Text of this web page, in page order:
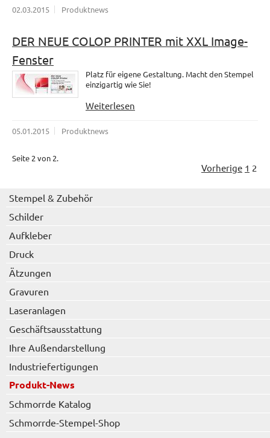
02.03.2015 Produktnews
DER NEUE COLOP PRINTER mit XXL Image-
Fenster
Platz für eigene Gestaltung. Macht den Stempel
einzigartig wie Sie!
Weiterlesen
05.01.2015 Produktnews
Seite 2 von 2.
Vorherige 1 2
Stempel & Zubehör
Schilder
Aufkleber
Druck
Ätzungen
Gravuren
Laseranlagen
Geschäftsausstattung
Ihre Außendarstellung
Industriefertigungen
Produkt-News
Schmorrde Katalog
Schmorrde-Stempel-Shop